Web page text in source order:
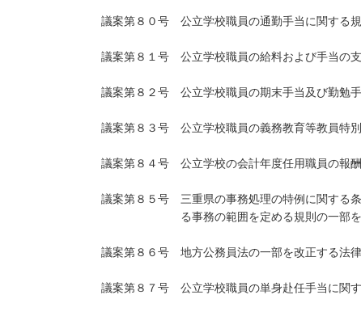
議案第８０号 公立学校職員の通勤手当に関する規
議案第８１号 公立学校職員の給料および手当の支
議案第８２号 公立学校職員の期末手当及び勤勉手
議案第８３号 公立学校職員の義務教育等教員特別
議案第８４号 公立学校の会計年度任用職員の報酬
議案第８５号 三重県の事務処理の特例に関する条
る事務の範囲を定める規則の一部を改
議案第８６号 地方公務員法の一部を改正する法律
議案第８７号 公立学校職員の単身赴任手当に関す